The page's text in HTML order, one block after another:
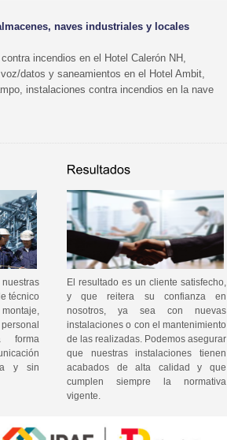
naves industriales y locales
incendios en el Hotel Calerón NH,
datos y saneamientos en el Hotel Ambit,
instalaciones contra incendios en la nave
técnico
forma
y sin
El resultado es un cliente satisfecho,
y que reitera su confianza en
nosotros, ya sea con nuevas
instalaciones o con el mantenimiento
de las realizadas. Podemos asegurar
que nuestras instalaciones tienen
acabados de alta calidad y que
cumplen siempre la normativa
vigente.